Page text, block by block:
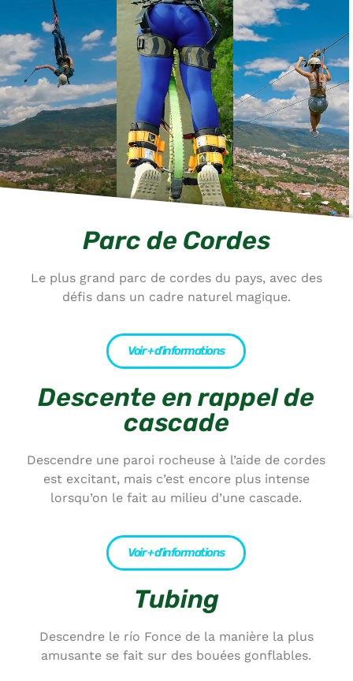
Parc de Cordes
Le plus grand parc de cordes du pays, avec des
défis dans un cadre naturel magique.
Voir + d’informations
Descente en rappel de
cascade
Descendre une paroi rocheuse à l’aide de cordes
est excitant, mais c’est encore plus intense
lorsqu’on le fait au milieu d’une cascade.
Voir + d’informations
Tubing
Descendre le río Fonce de la manière la plus
amusante se fait sur des bouées gonflables.